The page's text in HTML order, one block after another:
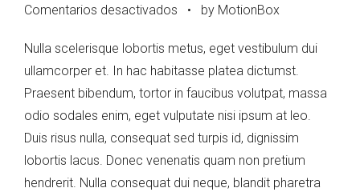
Comentarios desactivados en
Image
• by MotionBox
Nulla scelerisque lobortis metus, eget vestibulum dui
ullamcorper et. In hac habitasse platea dictumst.
Praesent bibendum, tortor in faucibus volutpat, massa
odio sodales enim, eget vulputate nisi ipsum at leo.
Duis risus nulla, consequat sed turpis id, dignissim
lobortis lacus. Donec venenatis quam non pretium
hendrerit. Nulla consequat dui neque, blandit pharetra